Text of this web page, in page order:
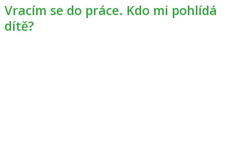
Jednu čtvrtinu zaplatí město a zbývající tři čtvrtiny půjdou
z dotace Evropské unie z Regionálního operačního
programu…
Vracím se do práce. Kdo mi pohlídá
dítě?